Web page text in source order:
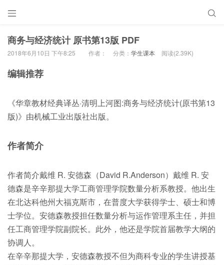
 
商务与经济统计 原书第13版 PDF
2018年6月10日 下午8:25 作者： 分类： 学生课本 阅读(2.39K)
编辑推荐
《华章教材经典译丛·清明上河图:商务与经济统计(原书第13
版)》由机械工业出版社出版。
作者简介
作者简介戴维 R. 安德森（David R.Anderson）戴维 R. 安
德森是辛辛那提大学工商管理学院数量分析系教授。他出生
在北达科他州大福克斯市，在普度大学获得学士、硕士和博
士学位。安德森教授担任数量分析与运作管理系主任，并担
任工商管理学院副院长。此外，他还是学院首届教学大纲的
协调人。
在辛辛那提大学，安德森教授不但为商科专业的学生讲授基